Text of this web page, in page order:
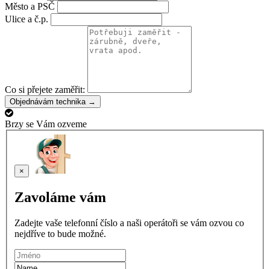
Město a PSČ
Ulice a č.p.
Co si přejete zaměřit:
Objednávám technika →
Brzy se Vám ozveme
×
Zavoláme vám
Zadejte vaše telefonní číslo a naši operátoři se vám ozvou co
nejdříve to bude možné.